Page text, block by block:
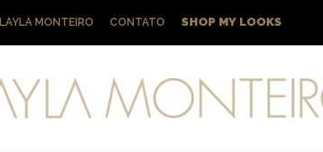
LAYLA MONTEIRO CONTATO SHOP MY LOOKS